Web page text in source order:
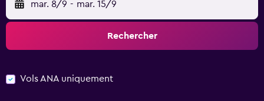
mar. 8/9 - mar. 15/9
Rechercher
Vols ANA uniquement